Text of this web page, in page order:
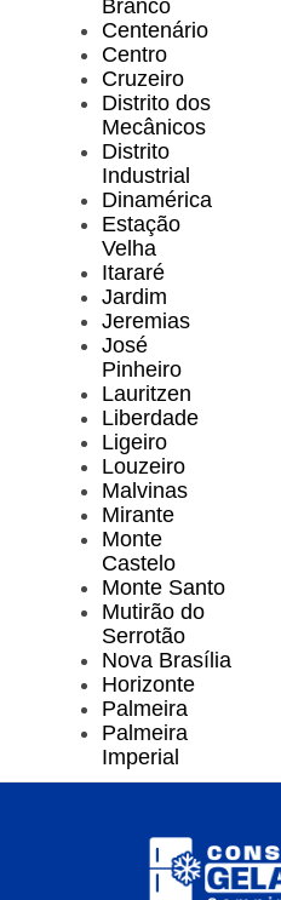
Branco
Centenário
Centro
Cruzeiro
Distrito dos
Mecânicos
Distrito
Industrial
Dinamérica
Estação
Velha
Itararé
Jardim
Jeremias
José
Pinheiro
Lauritzen
Liberdade
Ligeiro
Louzeiro
Malvinas
Mirante
Monte
Castelo
Monte Santo
Mutirão do
Serrotão
Nova Brasília
Horizonte
Palmeira
Palmeira
Imperial